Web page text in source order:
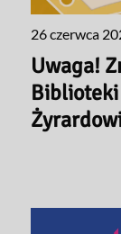
26 czerwca
Uwaga!